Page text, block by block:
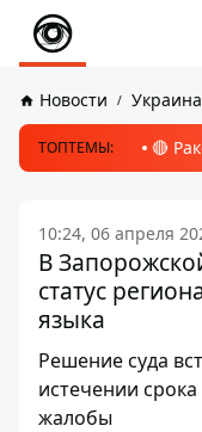
Новости Украина
ТОПТЕМЫ: 🔴
10:24, 06 апреля
В
статус
языка
Решение суда
истечении
жалобы